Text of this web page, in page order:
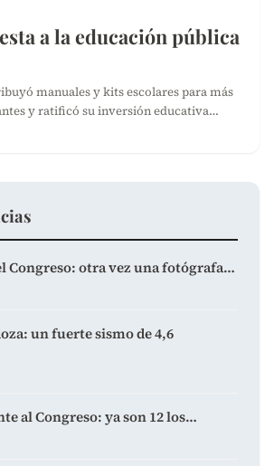
a la educación pública
manuales y kits escolares para más
y ratificó su inversión educativa…
Congreso: otra vez una fotógrafa…
un fuerte sismo de 4,6
al Congreso: ya son 12 los…